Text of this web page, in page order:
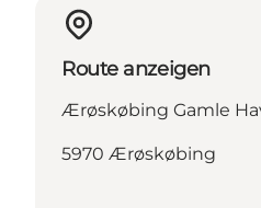
Route anzeigen
Ærøskøbing Gamle
5970 Ærøskøbing